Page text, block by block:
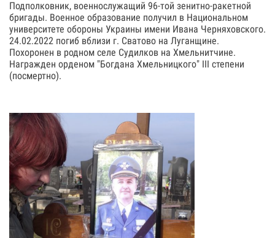
Подполковник, военнослужащий 96-той зенитно-ракетной
бригады. Военное образование получил в Национальном
университете обороны Украины имени Ивана Черняховского.
24.02.2022 погиб вблизи г. Сватово на Луганщине.
Похоронен в родном селе Судилков на Хмельнитчине.
Награжден орденом "Богдана Хмельницкого" III степени
(посмертно).